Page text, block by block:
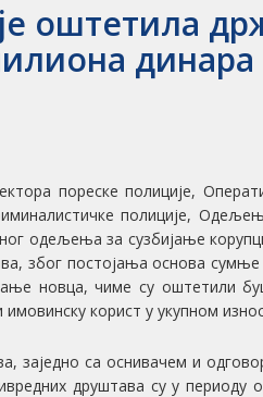
оштетила
динара
пореске полиције,
полиције,
одељења за сузбијање
због постојања основа
новца, чиме су оштетили
корист у укупном
заједно са оснивачем и
друштава су у периоду